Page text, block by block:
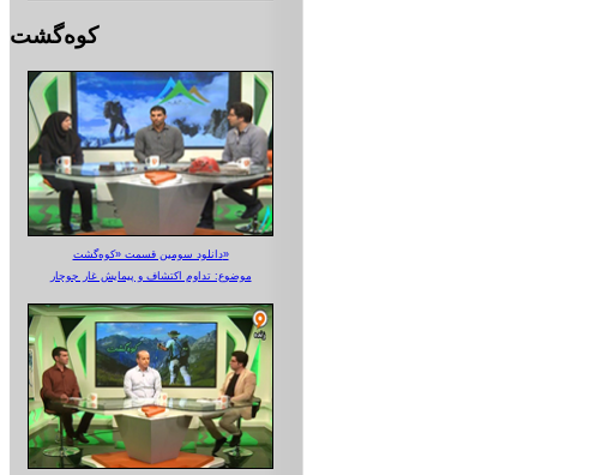
کوه‌گشت
دانلود سومین قسمت «کوه‌گشت»
موضوع: تداوم اکتشاف و پیمایش غار جوجار